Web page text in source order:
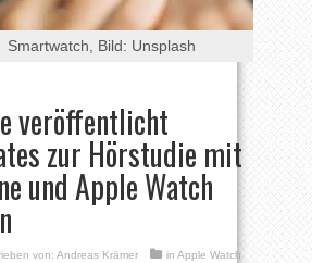
Smartwatch, Bild: Unsplash
veröffentlicht
zur Hörstudie mit
und Apple Watch
von: Andreas Krämer in Apple Watch